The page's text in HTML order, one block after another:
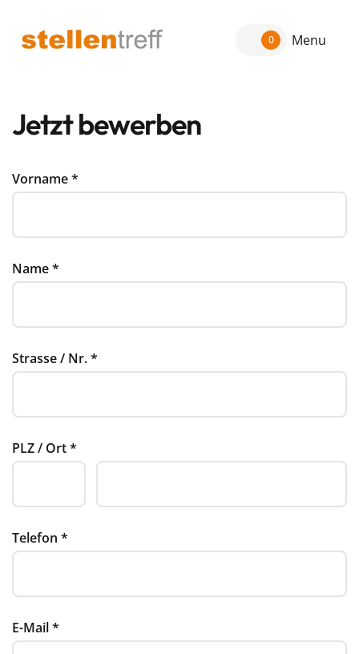
0 Menu
Jetzt bewerben
Vorname*
Name*
Strasse / Nr.*
PLZ / Ort*
Telefon *
E-Mail*